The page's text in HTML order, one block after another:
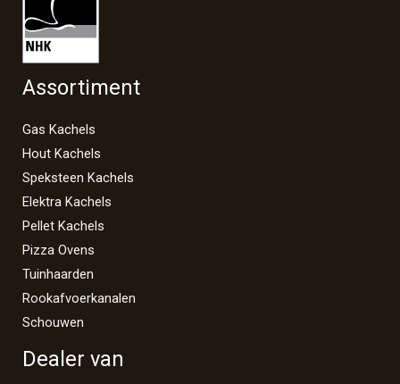
Assortiment
Gas Kachels
Hout Kachels
Speksteen Kachels
Elektra Kachels
Pellet Kachels
Pizza Ovens
Tuinhaarden
Rookafvoerkanalen
Schouwen
Dealer van